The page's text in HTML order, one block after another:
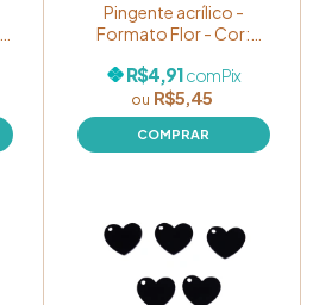
Pingente acrílico -
Formato Flor - Cor:
Pacote com 05
unidades
R$5,45
R$4,91comPix